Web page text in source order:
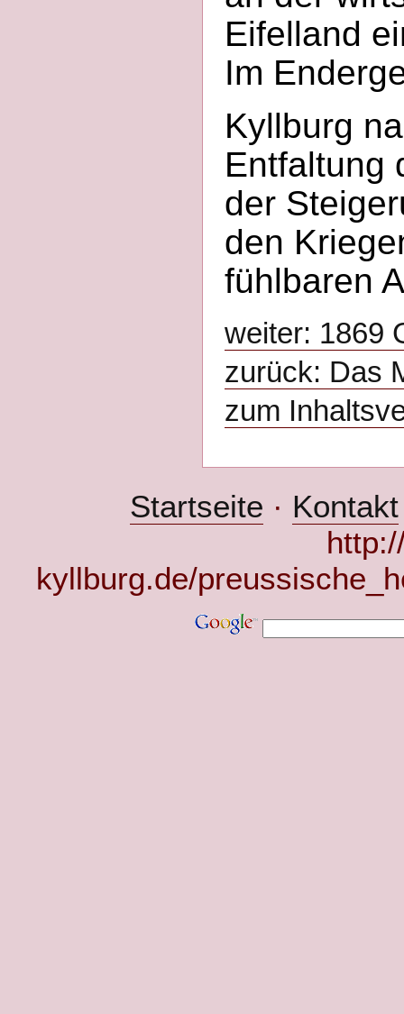
Eifelland
Im
Kyllburg
Entfaltung
der
den
fühlbaren
weiter: 1869
zurück: Das
zum
Startseite · Kontakt
kyllburg.de/